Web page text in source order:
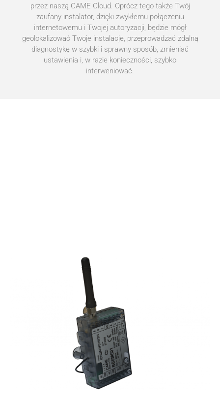
przez naszą CAME Cloud. Oprócz tego także Twój
zaufany instalator, dzięki zwykłemu połączeniu
internetowemu i Twojej autoryzacji, będzie mógł
geolokalizować Twoje instalacje, przeprowadzać zdalną
diagnostykę w szybki i sprawny sposób, zmieniać
ustawienia i, w razie konieczności, szybko
interweniować.